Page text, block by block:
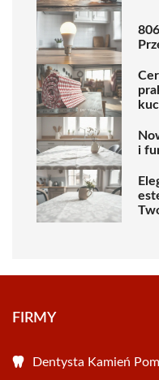
i
FIRMY
Dentysta Kamień